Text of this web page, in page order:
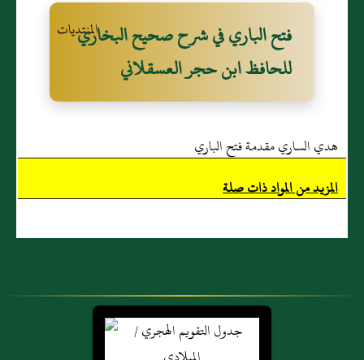
فتح الباري في شرح صحيح البخاري
للحافظ ابن حجر العسقلاني
هدي الساري مقدمة فتح الباري
المزيد من المواد ذات صلة